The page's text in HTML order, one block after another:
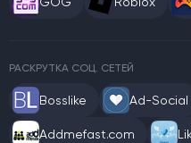
РАСКРУТКА СОЦ. СЕТЕЙ
Bosslike Ad-Social
Addmefast.com